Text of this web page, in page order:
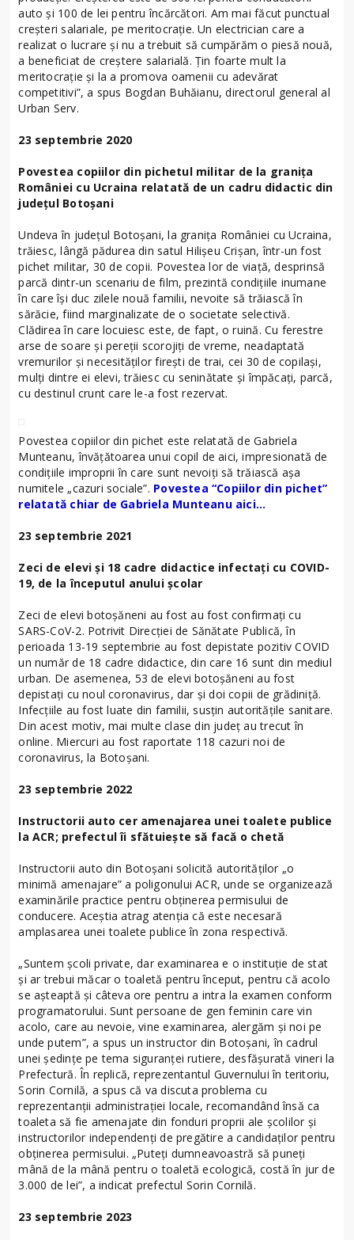
auto și 100 de lei pentru încărcători. Am mai făcut punctual
creșteri salariale, pe meritocrație. Un electrician care a
realizat o lucrare și nu a trebuit să cumpărăm o piesă nouă,
a beneficiat de creștere salarială. Țin foarte mult la
meritocrație și la a promova oamenii cu adevărat
competitivi”, a spus Bogdan Buhăianu, directorul general al
Urban Serv.
23 septembrie 2020
Povestea copiilor din pichetul militar de la granița
României cu Ucraina relatată de un cadru didactic din
județul Botoșani
Undeva în județul Botoșani, la granița României cu Ucraina,
trăiesc, lângă pădurea din satul Hilișeu Crișan, într-un fost
pichet militar, 30 de copii. Povestea lor de viață, desprinsă
parcă dintr-un scenariu de film, prezintă condițiile inumane
în care își duc zilele nouă familii, nevoite să trăiască în
sărăcie, fiind marginalizate de o societate selectivă.
Clădirea în care locuiesc este, de fapt, o ruină. Cu ferestre
arse de soare și pereții scorojiți de vreme, neadaptată
vremurilor și necesităților firești de trai, cei 30 de copilași,
mulți dintre ei elevi, trăiesc cu seninătate și împăcați, parcă,
cu destinul crunt care le-a fost rezervat.
Povestea copiilor din pichet este relatată de Gabriela
Munteanu, învățătoarea unui copil de aici, impresionată de
condițiile improprii în care sunt nevoiți să trăiască așa
numitele „cazuri sociale”. Povestea “Copiilor din pichet”
relatată chiar de Gabriela Munteanu aici…
23 septembrie 2021
Zeci de elevi și 18 cadre didactice infectați cu COVID-
19, de la începutul anului școlar
Zeci de elevi botoșăneni au fost au fost confirmaţi cu
SARS-CoV-2. Potrivit Direcției de Sănătate Publică, în
perioada 13-19 septembrie au fost depistate pozitiv COVID
un număr de 18 cadre didactice, din care 16 sunt din mediul
urban. De asemenea, 53 de elevi botoșăneni au fost
depistați cu noul coronavirus, dar și doi copii de grădiniță.
Infecțiile au fost luate din familii, susțin autoritățile sanitare.
Din acest motiv, mai multe clase din județ au trecut în
online. Miercuri au fost raportate 118 cazuri noi de
coronavirus, la Botoșani.
23 septembrie 2022
Instructorii auto cer amenajarea unei toalete publice
la ACR; prefectul îi sfătuiește să facă o chetă
Instructorii auto din Botoșani solicită autorităților „o
minimă amenajare” a poligonului ACR, unde se organizează
examinările practice pentru obținerea permisului de
conducere. Aceștia atrag atenția că este necesară
amplasarea unei toalete publice în zona respectivă.
„Suntem școli private, dar examinarea e o instituție de stat
și ar trebui măcar o toaletă pentru început, pentru că acolo
se așteaptă și câteva ore pentru a intra la examen conform
programatorului. Sunt persoane de gen feminin care vin
acolo, care au nevoie, vine examinarea, alergăm și noi pe
unde putem”, a spus un instructor din Botoșani, în cadrul
unei ședințe pe tema siguranței rutiere, desfășurată vineri la
Prefectură. În replică, reprezentantul Guvernului în teritoriu,
Sorin Cornilă, a spus că va discuta problema cu
reprezentanții administrației locale, recomandând însă ca
toaleta să fie amenajate din fonduri proprii ale școlilor și
instructorilor independenți de pregătire a candidaților pentru
obținerea permisului. „Puteți dumneavoastră să puneți
mână de la mână pentru o toaletă ecologică, costă în jur de
3.000 de lei”, a indicat prefectul Sorin Cornilă.
23 septembrie 2023